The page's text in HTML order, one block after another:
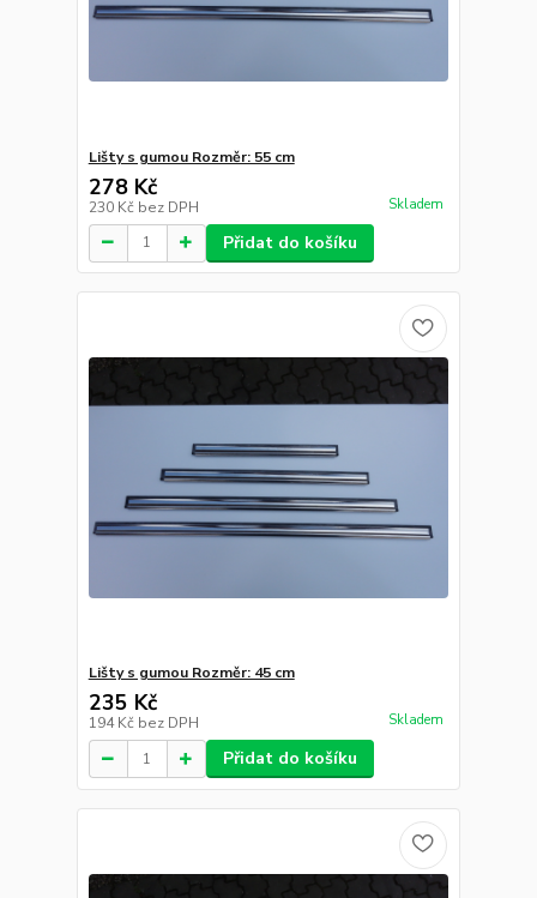
Lišty s gumou Rozměr: 55 cm
278 Kč
230 Kč bez DPH Skladem
Přidat do košíku
Lišty s gumou Rozměr: 45 cm
235 Kč
194 Kč bez DPH Skladem
Přidat do košíku